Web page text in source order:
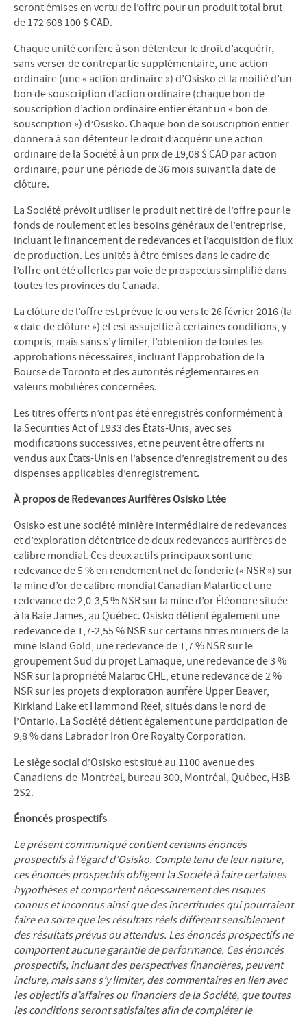
seront émises en vertu de l’offre pour un produit total brut
de 172 608 100 $ CAD.
Chaque unité confère à son détenteur le droit d’acquérir,
sans verser de contrepartie supplémentaire, une action
ordinaire (une « action ordinaire ») d’Osisko et la moitié d’un
bon de souscription d’action ordinaire (chaque bon de
souscription d’action ordinaire entier étant un « bon de
souscription ») d’Osisko. Chaque bon de souscription entier
donnera à son détenteur le droit d’acquérir une action
ordinaire de la Société à un prix de 19,08 $ CAD par action
ordinaire, pour une période de 36 mois suivant la date de
clôture.
La Société prévoit utiliser le produit net tiré de l’offre pour le
fonds de roulement et les besoins généraux de l’entreprise,
incluant le financement de redevances et l’acquisition de flux
de production. Les unités à être émises dans le cadre de
l’offre ont été offertes par voie de prospectus simplifié dans
toutes les provinces du Canada.
La clôture de l’offre est prévue le ou vers le 26 février 2016 (la
« date de clôture ») et est assujettie à certaines conditions, y
compris, mais sans s’y limiter, l’obtention de toutes les
approbations nécessaires, incluant l’approbation de la
Bourse de Toronto et des autorités réglementaires en
valeurs mobilières concernées.
Les titres offerts n’ont pas été enregistrés conformément à
la Securities Act of 1933 des États-Unis, avec ses
modifications successives, et ne peuvent être offerts ni
vendus aux États-Unis en l’absence d’enregistrement ou des
dispenses applicables d’enregistrement.
À propos de Redevances Aurifères Osisko Ltée
Osisko est une société minière intermédiaire de redevances
et d’exploration détentrice de deux redevances aurifères de
calibre mondial. Ces deux actifs principaux sont une
redevance de 5 % en rendement net de fonderie (« NSR ») sur
la mine d’or de calibre mondial Canadian Malartic et une
redevance de 2,0-3,5 % NSR sur la mine d’or Éléonore située
à la Baie James, au Québec. Osisko détient également une
redevance de 1,7-2,55 % NSR sur certains titres miniers de la
mine Island Gold, une redevance de 1,7 % NSR sur le
groupement Sud du projet Lamaque, une redevance de 3 %
NSR sur la propriété Malartic CHL, et une redevance de 2 %
NSR sur les projets d’exploration aurifère Upper Beaver,
Kirkland Lake et Hammond Reef, situés dans le nord de
l’Ontario. La Société détient également une participation de
9,8 % dans Labrador Iron Ore Royalty Corporation.
Le siège social d’Osisko est situé au 1100 avenue des
Canadiens-de-Montréal, bureau 300, Montréal, Québec, H3B
2S2.
Énoncés prospectifs
Le présent communiqué contient certains énoncés
prospectifs à l’égard d’Osisko. Compte tenu de leur nature,
ces énoncés prospectifs obligent la Société à faire certaines
hypothèses et comportent nécessairement des risques
connus et inconnus ainsi que des incertitudes qui pourraient
faire en sorte que les résultats réels diffèrent sensiblement
des résultats prévus ou attendus. Les énoncés prospectifs ne
comportent aucune garantie de performance. Ces énoncés
prospectifs, incluant des perspectives financières, peuvent
inclure, mais sans s’y limiter, des commentaires en lien avec
les objectifs d’affaires ou financiers de la Société, que toutes
les conditions seront satisfaites afin de compléter le